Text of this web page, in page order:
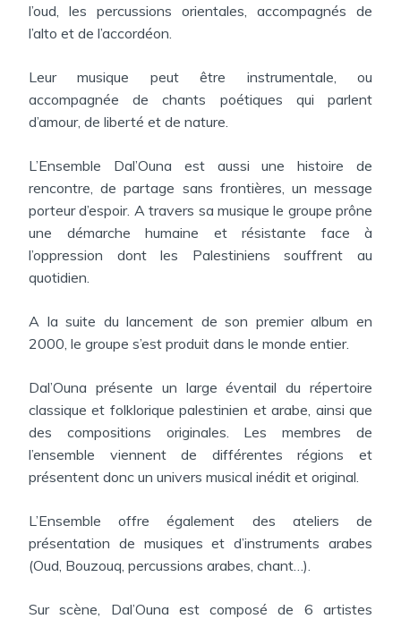
l’oud, les percussions orientales, accompagnés de
l’alto et de l’accordéon.
Leur musique peut être instrumentale, ou
accompagnée de chants poétiques qui parlent
d’amour, de liberté et de nature.
L’Ensemble Dal’Ouna est aussi une histoire de
rencontre, de partage sans frontières, un message
porteur d’espoir. A travers sa musique le groupe prône
une démarche humaine et résistante face à
l’oppression dont les Palestiniens souffrent au
quotidien.
A la suite du lancement de son premier album en
2000, le groupe s’est produit dans le monde entier.
Dal’Ouna présente un large éventail du répertoire
classique et folklorique palestinien et arabe, ainsi que
des compositions originales. Les membres de
l’ensemble viennent de différentes régions et
présentent donc un univers musical inédit et original.
L’Ensemble offre également des ateliers de
présentation de musiques et d’instruments arabes
(Oud, Bouzouq, percussions arabes, chant…).
Sur scène, Dal’Ouna est composé de 6 artistes